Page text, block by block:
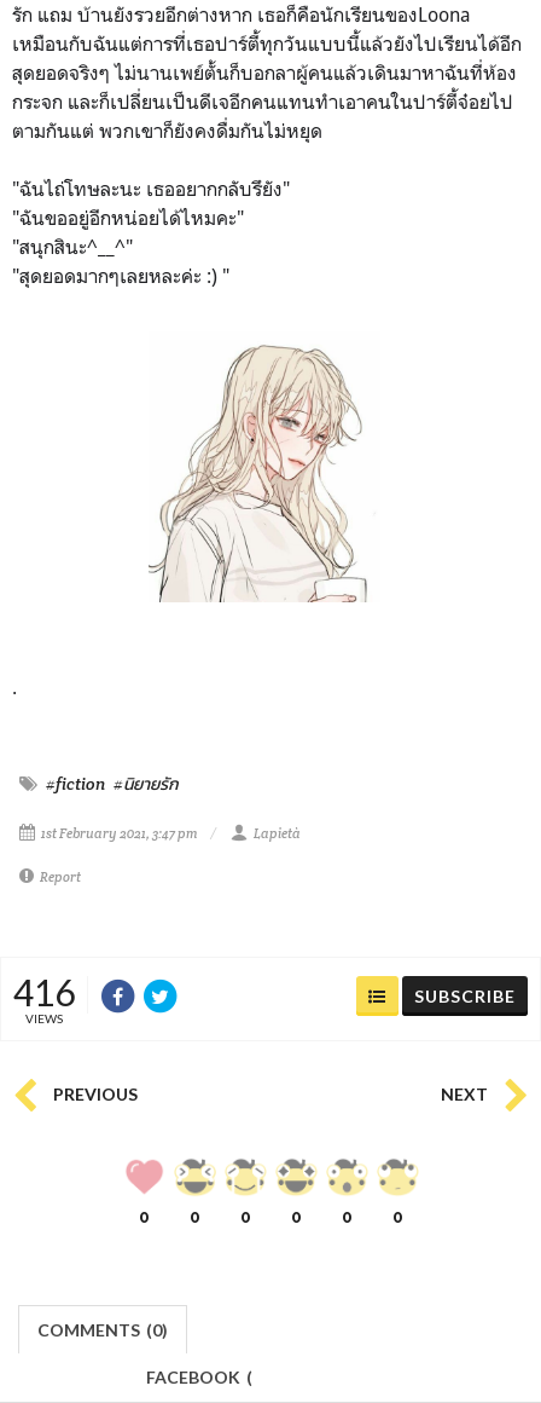
รัก แถม บ้านยังรวยอีกต่างหาก เธอก็คือนักเรียนของLoona
เหมือนกับฉันแต่การที่เธอปาร์ตี้ทุกวันแบบนี้แล้วยังไปเรียนได้อีก
สุดยอดจริงๆ ไม่นานเพย์ตั้นก็บอกลาผู้คนแล้วเดินมาหาฉันที่ห้อง
กระจก และก็เปลี่ยนเป็นดีเจอีกคนแทนทำเอาคนในปาร์ตี้จ๋อยไป
ตามกันแต่ พวกเขาก็ยังคงดื่มกันไม่หยุด
"ฉันไถ่โทษละนะ เธออยากกลับรึยัง"
"ฉันขออยู่อีกหน่อยได้ไหมคะ"
"สนุกสินะ^__^"
"สุดยอดมากๆเลยหละค่ะ :) "
.
#fiction #นิยายรัก
1st February 2021, 3:47 pm Lapietà
Report
416
VIEWS
SUBSCRIBE
PREVIOUS NEXT
0 0 0 0 0 0
COMMENTS (0)
FACEBOOK (